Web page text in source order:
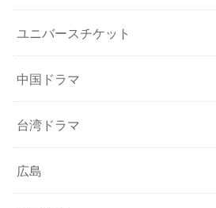
ユニバースチケット
中国ドラマ
台湾ドラマ
広島